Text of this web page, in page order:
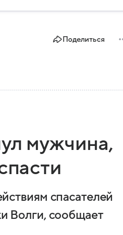
Поделиться
мужчина,
спасателей
Волги, сообщает